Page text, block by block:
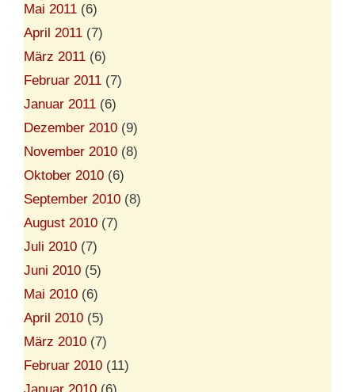
Mai 2011 (6)
April 2011 (7)
März 2011 (6)
Februar 2011 (7)
Januar 2011 (6)
Dezember 2010 (9)
November 2010 (8)
Oktober 2010 (6)
September 2010 (8)
August 2010 (7)
Juli 2010 (7)
Juni 2010 (5)
Mai 2010 (6)
April 2010 (5)
März 2010 (7)
Februar 2010 (11)